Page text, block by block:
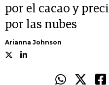
por el cacao y
por las nubes
Arianna Johnson